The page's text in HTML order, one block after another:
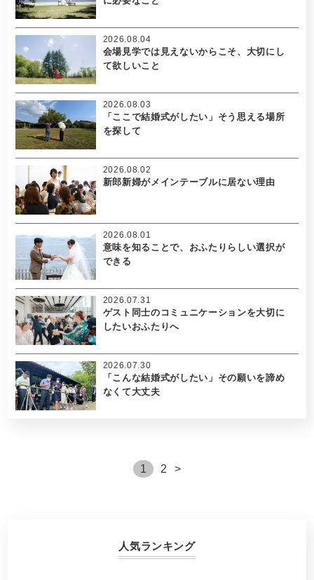
会場見学では見えないからこそ、大切にし
て欲しいこと
2026.08.04
「ここで結婚式がしたい」そう思える場所
を探して
2026.08.03
新郎新婦がメインテーブルに居ない理由
2026.08.02
意味を知ることで、おふたりらしい選択が
できる
2026.08.01
ゲスト同士のコミュニケーションを大切に
したいおふたりへ
2026.07.31
「こんな結婚式がしたい」その願いを諦め
なくて大丈夫
2026.07.30
1 2 >
人気ランキング